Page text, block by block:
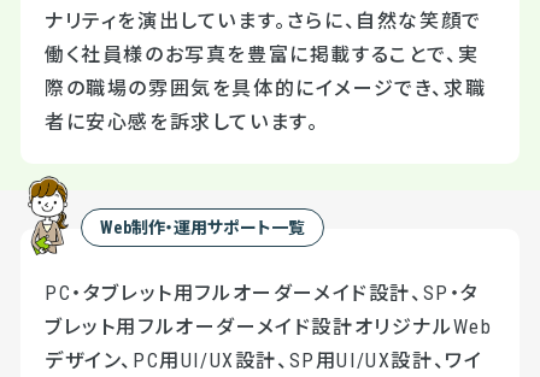
ナリティを演出しています。さらに、自然な笑顔で
働く社員様のお写真を豊富に掲載することで、実
際の職場の雰囲気を具体的にイメージでき、求職
者に安心感を訴求しています。
Web制作・運用サポート一覧
PC・タブレット用フルオーダーメイド設計、SP・タ
ブレット用フルオーダーメイド設計オリジナルWeb
デザイン、PC用UI/UX設計、SP用UI/UX設計、ワイ